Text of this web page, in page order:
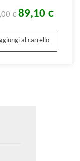
€89,10€
al carrello